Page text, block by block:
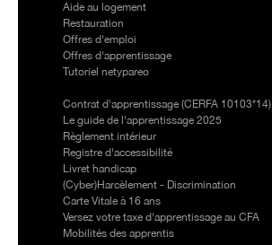
Aide au logement
Restauration
Offres d'emploi
Offres d'apprentissage
Tutoriel netypareo
Contrat d'apprentissage (CERFA 10103*14)
Le guide de l'apprentissage 2025
Règlement intérieur
Registre d'accessibilité
Livret handicap
(Cyber)Harcèlement - Discrimination
Carte Vitale à 16 ans
Versez votre taxe d'apprentissage au CFA
Mobilités des apprentis